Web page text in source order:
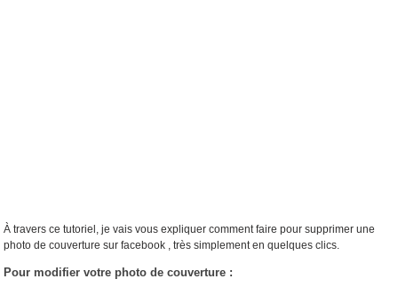
À travers ce tutoriel, je vais vous expliquer comment faire pour supprimer une
photo de couverture sur facebook , très simplement en quelques clics.
Pour modifier votre photo de couverture :